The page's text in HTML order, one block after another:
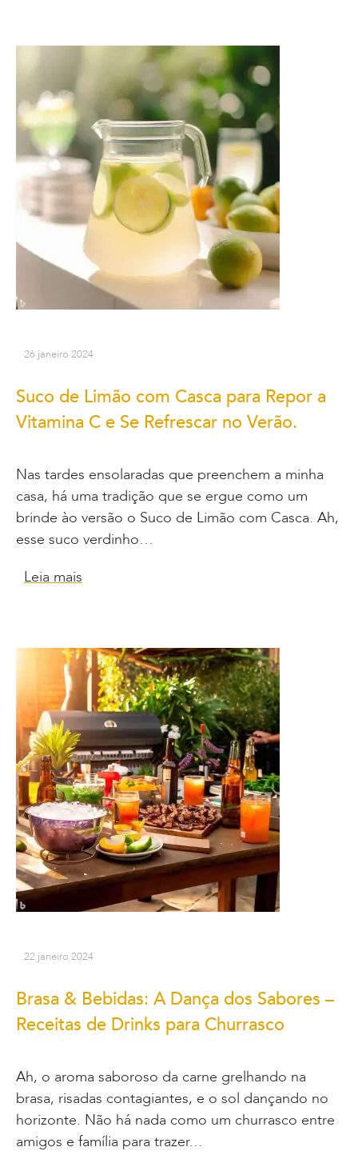
26 janeiro 2024
Suco de Limão com Casca para Repor a
Vitamina C e Se Refrescar no Verão.
Nas tardes ensolaradas que preenchem a minha
casa, há uma tradição que se ergue como um
brinde ào versão o Suco de Limão com Casca. Ah,
esse suco verdinho…
Leia mais
22 janeiro 2024
Brasa & Bebidas: A Dança dos Sabores –
Receitas de Drinks para Churrasco
Ah, o aroma saboroso da carne grelhando na
brasa, risadas contagiantes, e o sol dançando no
horizonte. Não há nada como um churrasco entre
amigos e família para trazer…